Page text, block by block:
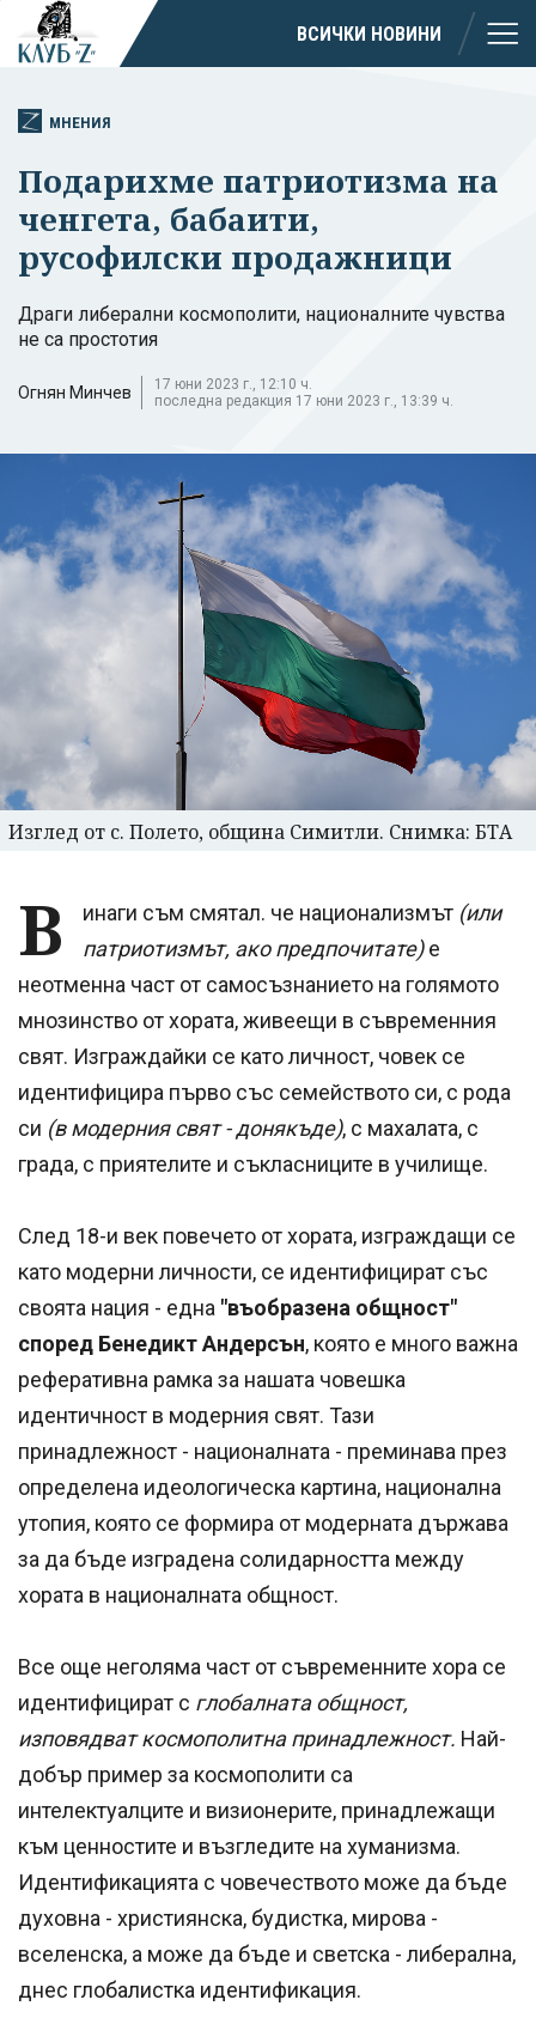
ВСИЧКИ НОВИНИ
МНЕНИЯ
Подарихме патриотизма на
ченгета, бабаити,
русофилски продажници
Драги либерални космополити, националните чувства
не са простотия
Огнян Минчев
17 юни 2023 г., 12:10 ч.
последна редакция 17 юни 2023 г., 13:39 ч.
Изглед от с. Полето, община Симитли. Снимка: БТА
В инаги съм смятал. че национализмът (или
патриотизмът, ако предпочитате)е
неотменна част от самосъзнанието на голямото
мнозинство от хората, живеещи в съвременния
свят. Изграждайки се като личност, човек се
идентифицира първо със семейството си, с рода
си (в модерния свят - донякъде), с махалата, с
града, с приятелите и съкласниците в училище.
След 18-и век повечето от хората, изграждащи се
като модерни личности, се идентифицират със
своята нация - една "въобразена общност"
според Бенедикт Андерсън, която е много важна
реферативна рамка за нашата човешка
идентичност в модерния свят. Тази
принадлежност - националната - преминава през
определена идеологическа картина, национална
утопия, която се формира от модерната държава
за да бъде изградена солидарността между
хората в националната общност.
Все още неголяма част от съвременните хора се
идентифицират с глобалната общност,
изповядват космополитна принадлежност. Най-
добър пример за космополити са
интелектуалците и визионерите, принадлежащи
към ценностите и възгледите на хуманизма.
Идентификацията с човечеството може да бъде
духовна - християнска, будистка, мирова -
вселенска, а може да бъде и светска - либерална,
днес глобалистка идентификация.